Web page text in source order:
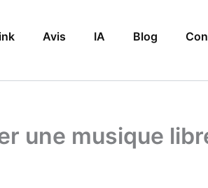
Avis IA Blog
une musique